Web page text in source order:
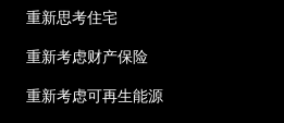
重新思考住宅
重新考虑财产保险
重新考虑可再生能源